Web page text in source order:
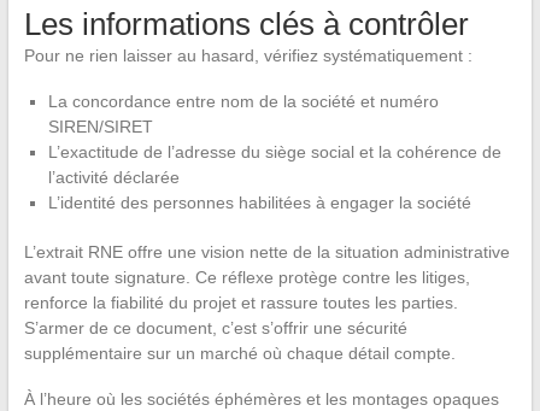
Les informations clés à contrôler
Pour ne rien laisser au hasard, vérifiez systématiquement :
La concordance entre nom de la société et numéro
SIREN/SIRET
L’exactitude de l’adresse du siège social et la cohérence de
l’activité déclarée
L’identité des personnes habilitées à engager la société
L’extrait RNE offre une vision nette de la situation administrative
avant toute signature. Ce réflexe protège contre les litiges,
renforce la fiabilité du projet et rassure toutes les parties.
S’armer de ce document, c’est s’offrir une sécurité
supplémentaire sur un marché où chaque détail compte.
À l’heure où les sociétés éphémères et les montages opaques